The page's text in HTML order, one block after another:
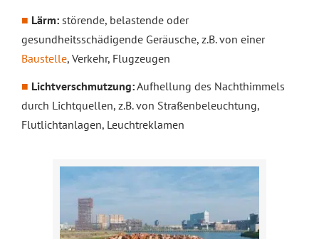
Lärm: störende, belastende oder
gesundheitsschädigende Geräusche, z.B. von einer
Baustelle, Verkehr, Flugzeugen
Lichtverschmutzung:Aufhellung des Nachthimmels
durch Lichtquellen, z.B. von Straßenbeleuchtung,
Flutlichtanlagen, Leuchtreklamen